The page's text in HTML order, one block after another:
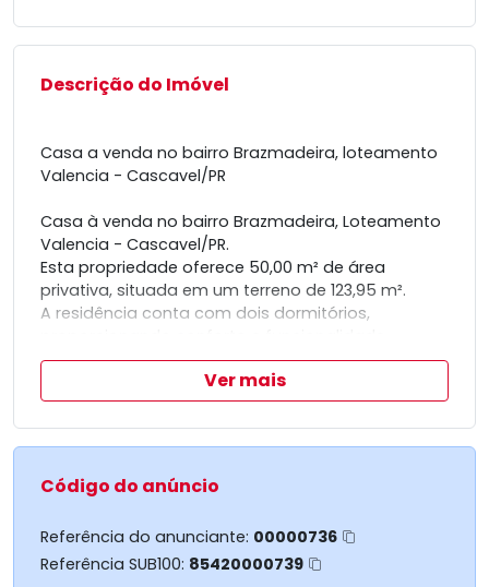
Descrição do Imóvel
Casa a venda no bairro Brazmadeira, loteamento
Valencia - Cascavel/PR
Casa à venda no bairro Brazmadeira, Loteamento
Valencia - Cascavel/PR.
Esta propriedade oferece 50,00 m² de área
privativa, situada em um terreno de 123,95 m².
A residência conta com dois dormitórios,
Além disso, dispõe de duas vagas de garagem,
oferecendo praticidade e segurança para os
moradores.
Uma excelente oportunidade para quem busca
um imóvel bem distribuído e com boas
características.
Ver mais
Código do anúncio
Referência do anunciante: 00000736
Referência SUB100: 85420000739